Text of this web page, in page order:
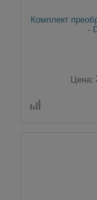
Комплект
-
Цена: